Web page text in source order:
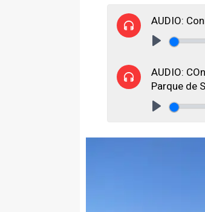
AUDIO:
AUDIO:
Parque de